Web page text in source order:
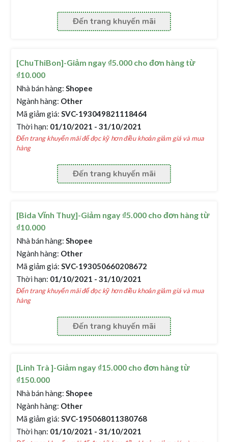
Đến trang khuyến mãi
[ChuThiBon]-Giảm ngay ₫5.000 cho đơn hàng từ
₫10.000
Nhà bán hàng: Shopee
Ngành hàng: Other
Mã giảm giá: SVC-193049821118464
Thời hạn: 01/10/2021 - 31/10/2021
Đến trang khuyến mãi để đọc kỹ hơn điều khoản giảm giá và mua
hàng
Đến trang khuyến mãi
[Bida Vĩnh Thuỵ]-Giảm ngay ₫5.000 cho đơn hàng từ
₫10.000
Nhà bán hàng: Shopee
Ngành hàng: Other
Mã giảm giá: SVC-193050660208672
Thời hạn: 01/10/2021 - 31/10/2021
Đến trang khuyến mãi để đọc kỹ hơn điều khoản giảm giá và mua
hàng
Đến trang khuyến mãi
[Linh Trà ]-Giảm ngay ₫15.000 cho đơn hàng từ
₫150.000
Nhà bán hàng: Shopee
Ngành hàng: Other
Mã giảm giá: SVC-195068011380768
Thời hạn: 01/10/2021 - 31/10/2021